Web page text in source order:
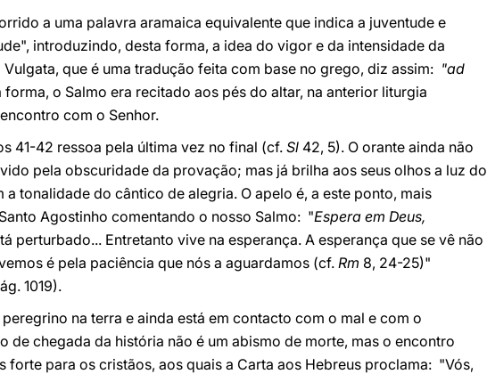
a uma palavra aramaica equivalente que indica a juventude e
introduzindo, desta forma, a idea do vigor e da intensidade da
que é uma tradução feita com base no grego, diz assim: "ad
forma, o Salmo era recitado aos pés do altar, na anterior liturgia
com o Senhor.
41-42 ressoa pela última vez no final (cf. Sl 42, 5). O orante ainda não
pela obscuridade da provação; mas já brilha aos seus olhos a luz do
tonalidade do cântico de alegria. O apelo é, a este ponto, mais
Agostinho comentando o nosso Salmo: "Espera em Deus,
perturbado... Entretanto vive na esperança. A esperança que se vê não
é pela paciência que nós a aguardamos (cf. Rm 8, 24-25)"
1019).
na terra e ainda está em contacto com o mal e com o
de chegada da história não é um abismo de morte, mas o encontro
forte para os cristãos, aos quais a Carta aos Hebreus proclama: "Vós,